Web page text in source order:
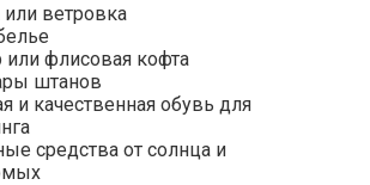
или ветровка
или флисовая кофта
штанов
и качественная обувь для
средства от солнца и